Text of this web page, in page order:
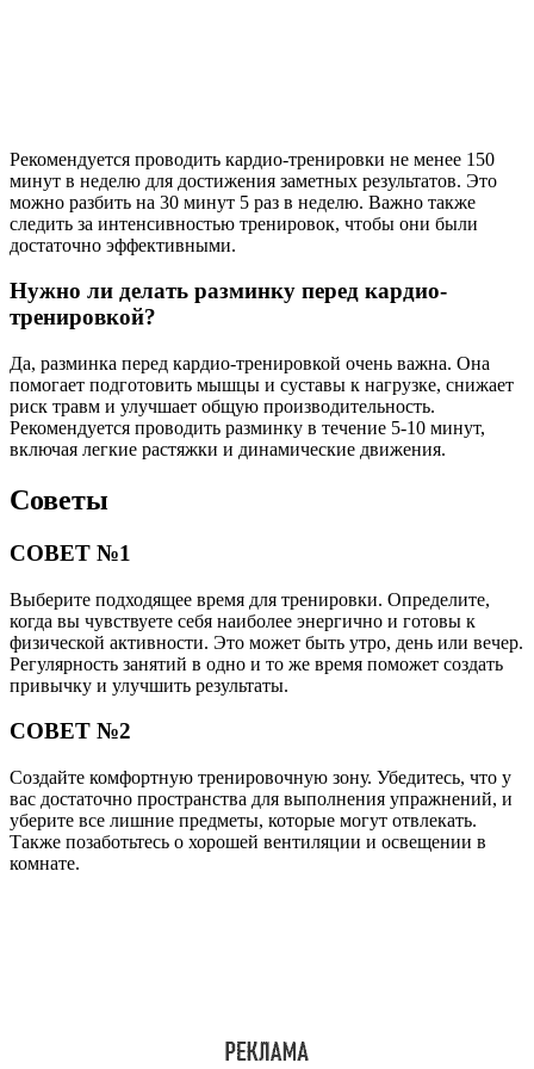
Рекомендуется проводить кардио-тренировки не менее 150
минут в неделю для достижения заметных результатов. Это
можно разбить на 30 минут 5 раз в неделю. Важно также
следить за интенсивностью тренировок, чтобы они были
достаточно эффективными.
Нужно ли делать разминку перед кардио-
тренировкой?
Да, разминка перед кардио-тренировкой очень важна. Она
помогает подготовить мышцы и суставы к нагрузке, снижает
риск травм и улучшает общую производительность.
Рекомендуется проводить разминку в течение 5-10 минут,
включая легкие растяжки и динамические движения.
Советы
СОВЕТ №1
Выберите подходящее время для тренировки. Определите,
когда вы чувствуете себя наиболее энергично и готовы к
физической активности. Это может быть утро, день или вечер.
Регулярность занятий в одно и то же время поможет создать
привычку и улучшить результаты.
СОВЕТ №2
Создайте комфортную тренировочную зону. Убедитесь, что у
вас достаточно пространства для выполнения упражнений, и
уберите все лишние предметы, которые могут отвлекать.
Также позаботьтесь о хорошей вентиляции и освещении в
комнате.